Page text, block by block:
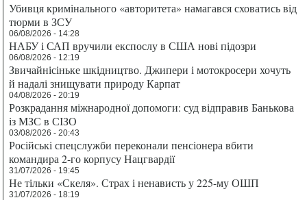
Убивця кримінального «авторитета» намагався сховатись від
тюрми в ЗСУ
06/08/2026 - 14:28
НАБУ і САП вручили експослу в США нові підозри
06/08/2026 - 12:19
Звичайнісіньке шкідництво. Джипери і мотокросери хочуть
й надалі знищувати природу Карпат
04/08/2026 - 20:19
Розкрадання міжнародної допомоги: суд відправив Банькова
із МЗС в СІЗО
03/08/2026 - 20:43
Російські спецслужби переконали пенсіонера вбити
командира 2-го корпусу Нацгвардії
31/07/2026 - 19:45
Не тільки «Скеля». Страх і ненависть у 225-му ОШП
31/07/2026 - 18:19